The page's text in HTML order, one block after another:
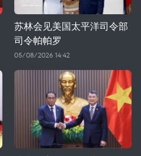
苏林会见美国太平洋司令部
司令帕帕罗
05/08/2026 14:42